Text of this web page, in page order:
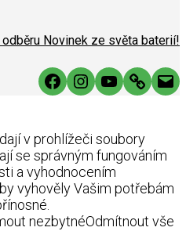
Novinek ze světa baterií!
Facebook
Instagram
YouTube
Link
v prohlížeči soubory
se správným fungováním
a vyhodnocením
vyhověly Vašim potřebám
nezbytnéOdmítnout vše